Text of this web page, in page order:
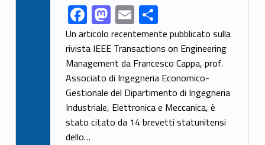
Link identifier share facebook archive #share-link-archive-69953F
ac
e
b
o
o
k
M
as
to
d
o
n
E
m
ai
l
S
h
ar
e
Un articolo recentemente pubblicato sulla
rivista IEEE Transactions on Engineering
Management da Francesco Cappa, prof.
Associato di Ingegneria Economico-
Gestionale del Dipartimento di Ingegneria
Industriale, Elettronica e Meccanica, è
stato citato da 14 brevetti statunitensi
dello…